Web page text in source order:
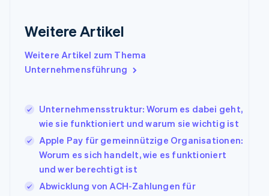
Weitere Artikel
Weitere Artikel zum Thema
Unternehmensführung
Unternehmensstruktur: Worum es dabei geht,
wie sie funktioniert und warum sie wichtig ist
Apple Pay für gemeinnützige Organisationen:
Worum es sich handelt, wie es funktioniert
und wer berechtigt ist
Abwicklung von ACH-Zahlungen für
English
Indien
English
Irland
ItalianoEnglish
Japan
Kanada
EnglishFrançais
Kroatien
EnglishItaliano
Lettland